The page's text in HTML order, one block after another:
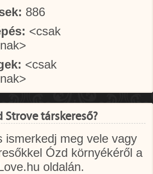
886
<csak
<csak
Strove társkereső?
ismerkedj meg vele vagy
Ózd környékéről a
oldalán.